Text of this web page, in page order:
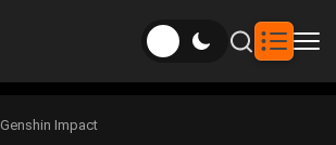
Genshin Impact